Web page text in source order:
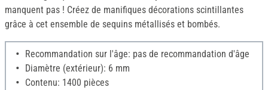
manquent pas ! Créez de manifiques décorations scintillantes
grâce à cet ensemble de sequins métallisés et bombés.
Recommandation sur l'âge: pas de recommandation d'âge
Diamètre (extérieur): 6 mm
Contenu: 1400 pièces